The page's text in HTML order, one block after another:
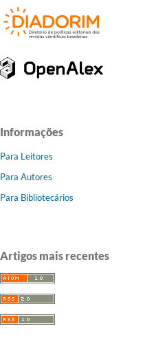
Informações
Para Leitores
Para Autores
Para Bibliotecários
Artigos mais recentes